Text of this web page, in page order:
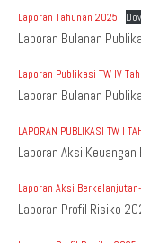
Laporan Tahunan 2025
Laporan Bulanan
Laporan Publikasi TW IV
Laporan Bulanan
LAPORAN PUBLIKASI TW I
Laporan Aksi
Laporan Aksi
Laporan Profil Risiko